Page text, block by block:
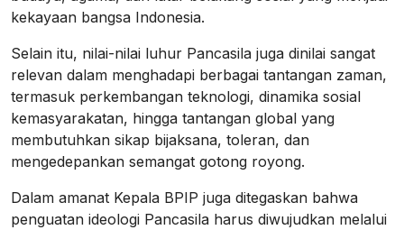
kekayaan bangsa Indonesia.
Selain itu, nilai-nilai luhur Pancasila juga dinilai sangat
relevan dalam menghadapi berbagai tantangan zaman,
termasuk perkembangan teknologi, dinamika sosial
kemasyarakatan, hingga tantangan global yang
membutuhkan sikap bijaksana, toleran, dan
mengedepankan semangat gotong royong.
Dalam amanat Kepala BPIP juga ditegaskan bahwa
penguatan ideologi Pancasila harus diwujudkan melalui